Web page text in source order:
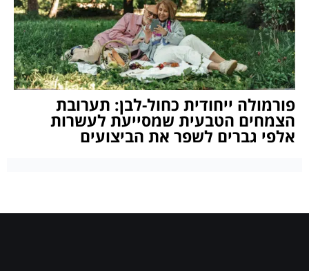
פורמולה ייחודית כחול-לבן: תערובת
הצמחים הטבעית שמסייעת לעשרות
אלפי גברים לשפר את הביצועים